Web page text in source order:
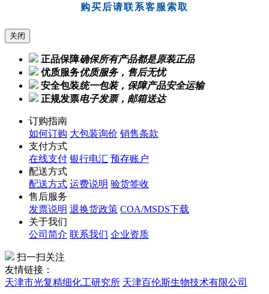
购买后请联系客服索取
关闭
正品保障确保所有产品都是原装正品
优质服务优质服务，售后无忧
安全包装统一包装，保障产品安全运输
正规发票电子发票，邮箱送达
订购指南
如何订购 大包装询价 销售条款
支付方式
在线支付 银行电汇 预存账户
配送方式
配送方式 运费说明 验货签收
售后服务
发票说明 退换货政策 COA/MSDS下载
关于我们
公司简介 联系我们 企业资质
扫一扫关注
友情链接：
天津市光复精细化工研究所 天津百伦斯生物技术有限公司